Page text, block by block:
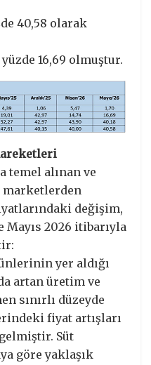
40,58 olarak
16,69 olmuştur.
temel alınan ve
marketlerden
değişim,
2026 itibarıyla
yer aldığı
artan üretim ve
sınırlı düzeyde
fiyat artışları
Süt
göre yaklaşık